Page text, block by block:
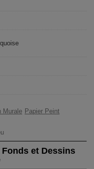
Murale Papier Peint
et Dessins